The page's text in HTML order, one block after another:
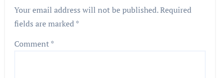
Your email address will not be published.Required
fields are marked*
Comment*